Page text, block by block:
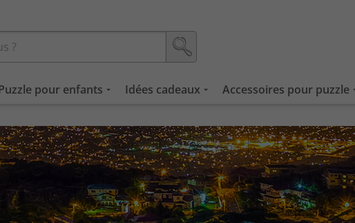
pour enfants Idées cadeaux Accessoires pour puzzle